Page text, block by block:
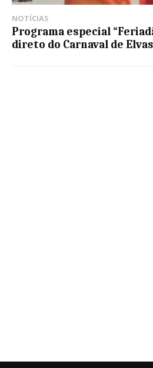
NOTÍCIAS
Programa especial
direto do Carnaval de Elvas